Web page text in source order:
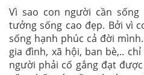
Vì sao con người cần
tưởng sống cao đẹp. Bởi vì
sống hạnh phúc cả đời
gia đình, xã hội, ban bè,..
người phải cố gắng đạt